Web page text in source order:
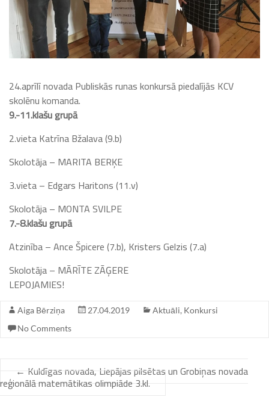
24.aprīlī novada Publiskās runas konkursā piedalījās KCV
skolēnu komanda.
9.-11.klašu grupā
2.vieta Katrīna Bžalava (9.b)
Skolotāja – MARITA BERĶE
3.vieta – Edgars Haritons (11.v)
Skolotāja – MONTA SVILPE
7.-8.klašu grupā
Atzinība – Ance Špicere (7.b), Kristers Gelzis (7.a)
Skolotāja – MĀRĪTE ZĀĢERE
LEPOJAMIES!
Aiga Bērziņa 27.04.2019 Aktuāli, Konkursi
No Comments
← Kuldīgas novada, Liepājas pilsētas un Grobiņas novada
reģionālā matemātikas olimpiāde 3.kl.